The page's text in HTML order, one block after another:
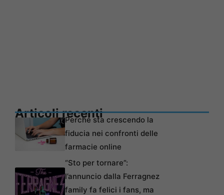
Articoli recentiPerché sta crescendo la
fiducia nei confronti delle
farmacie online
“Sto per tornare”:
l’annuncio dalla Ferragnez
family fa felici i fans, ma